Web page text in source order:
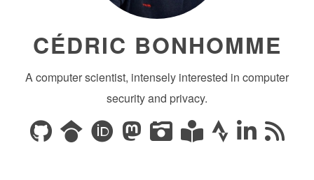
CÉDRIC BONHOMME
A computer scientist, intensely interested in computer
security and privacy.